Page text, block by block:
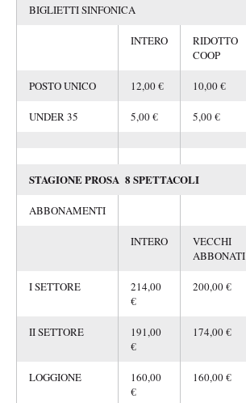
BIGLIETTI SINFONICA
INTERO
RIDOTTO
COOP
POSTO UNICO 12,00 € 10,00 €
UNDER 35 5,00 € 5,00 €
STAGIONE PROSA 8 SPETTACOLI
ABBONAMENTI
INTERO
VECCHI
ABBONATI
I SETTORE
214,00
€
200,00 €
II SETTORE
191,00
€
174,00 €
LOGGIONE
160,00
€
160,00 €